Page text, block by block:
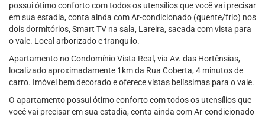
possui ótimo conforto com todos os utensílios que você vai precisar
em sua estadia, conta ainda com Ar-condicionado (quente/frio) nos
dois dormitórios, Smart TV na sala, Lareira, sacada com vista para
o vale. Local arborizado e tranquilo.
Apartamento no Condomínio Vista Real, via Av. das Hortênsias,
localizado aproximadamente 1km da Rua Coberta, 4 minutos de
carro. Imóvel bem decorado e oferece vistas belíssimas para o vale.
O apartamento possui ótimo conforto com todos os utensílios que
você vai precisar em sua estadia, conta ainda com Ar-condicionado